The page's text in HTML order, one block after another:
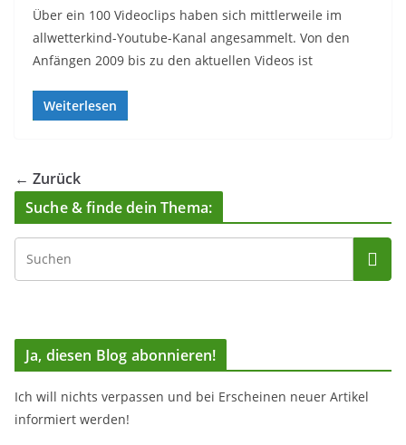
Über ein 100 Videoclips haben sich mittlerweile im
allwetterkind-Youtube-Kanal angesammelt. Von den
Anfängen 2009 bis zu den aktuellen Videos ist
Weiterlesen
← Zurück
Suche & finde dein Thema:
Ja, diesen Blog abonnieren!
Ich will nichts verpassen und bei Erscheinen neuer Artikel
informiert werden!